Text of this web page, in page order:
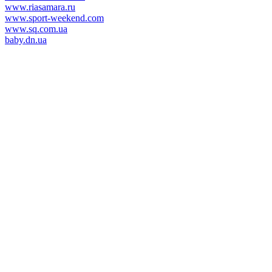
www.riasamara.ru
www.sport-weekend.com
www.sq.com.ua
baby.dn.ua